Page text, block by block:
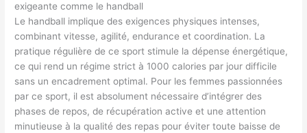
exigeante comme le handball
Le handball implique des exigences physiques intenses,
combinant vitesse, agilité, endurance et coordination. La
pratique régulière de ce sport stimule la dépense énergétique,
ce qui rend un régime strict à 1000 calories par jour difficile
sans un encadrement optimal. Pour les femmes passionnées
par ce sport, il est absolument nécessaire d’intégrer des
phases de repos, de récupération active et une attention
minutieuse à la qualité des repas pour éviter toute baisse de